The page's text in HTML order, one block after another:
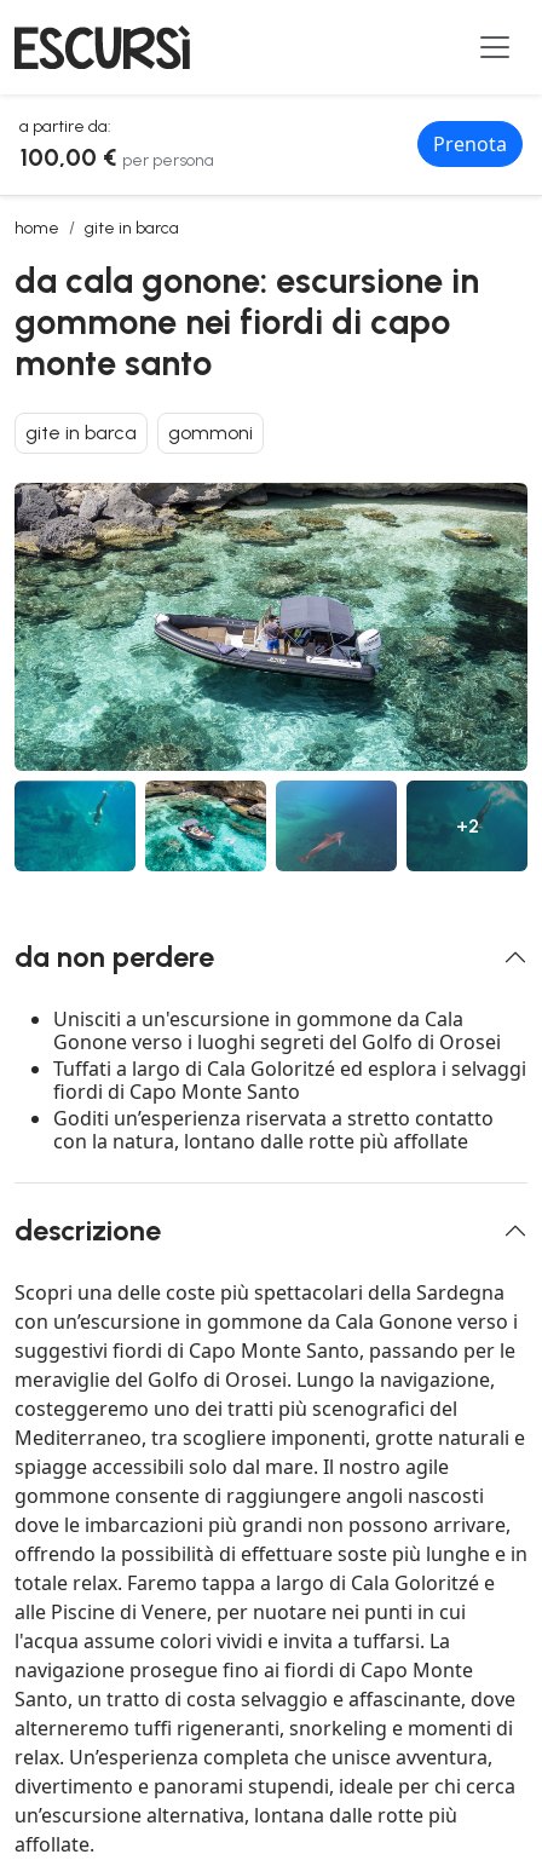
a partire da:
100,00 € per persona
Prenota
home gite in barca
da cala gonone: escursione in gommone nei fiordi di capo monte
da cala gonone: escursione in
gommone nei fiordi di capo
monte santo
gite in barca gommoni
+2
da non perdere
Unisciti a un'escursione in gommone da Cala
Gonone verso i luoghi segreti del Golfo di Orosei
Tuffati a largo di Cala Goloritzé ed esplora i selvaggi
fiordi di Capo Monte Santo
Goditi un’esperienza riservata a stretto contatto
con la natura, lontano dalle rotte più affollate
descrizione
Scopri una delle coste più spettacolari della Sardegna
con un’escursione in gommone da Cala Gonone verso i
suggestivi fiordi di Capo Monte Santo, passando per le
meraviglie del Golfo di Orosei. Lungo la navigazione,
costeggeremo uno dei tratti più scenografici del
Mediterraneo, tra scogliere imponenti, grotte naturali e
spiagge accessibili solo dal mare. Il nostro agile
gommone consente di raggiungere angoli nascosti
dove le imbarcazioni più grandi non possono arrivare,
offrendo la possibilità di effettuare soste più lunghe e in
totale relax. Faremo tappa a largo di Cala Goloritzé e
alle Piscine di Venere, per nuotare nei punti in cui
l'acqua assume colori vividi e invita a tuffarsi. La
navigazione prosegue fino ai fiordi di Capo Monte
Santo, un tratto di costa selvaggio e affascinante, dove
alterneremo tuffi rigeneranti, snorkeling e momenti di
relax. Un’esperienza completa che unisce avventura,
divertimento e panorami stupendi, ideale per chi cerca
un’escursione alternativa, lontana dalle rotte più
affollate.